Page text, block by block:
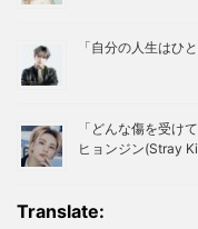
「自分の人生はひ
「どんな傷を受け
ヒョンジン(Stray
Translate: